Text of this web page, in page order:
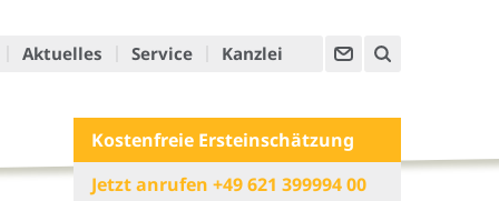
Aktuelles Service Kanzlei
Kostenfreie Ersteinschätzung
Jetzt anrufen +49 621 399994 00